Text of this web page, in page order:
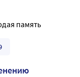
память